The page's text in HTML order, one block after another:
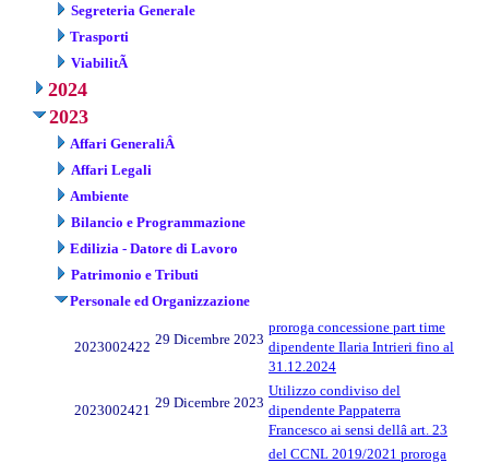
Segreteria Generale
Trasporti
ViabilitÃ
2024
2023
Affari GeneraliÂ
Affari Legali
Ambiente
Bilancio e Programmazione
Edilizia - Datore di Lavoro
Patrimonio e Tributi
Personale ed Organizzazione
2023002422 29 Dicembre 2023
proroga concessione part time
dipendente Ilaria Intrieri fino al
31.12.2024
2023002421 29 Dicembre 2023
Utilizzo condiviso del
dipendente Pappaterra
Francesco ai sensi dellâ art. 23
del CCNL 2019/2021 proroga